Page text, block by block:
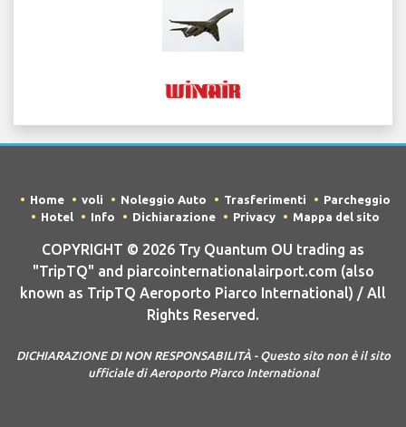
Home voli Noleggio Auto Trasferimenti
Parcheggio
Hotel
Info Dichiarazione Privacy Mappa del sito
COPYRIGHT © 2026 Try Quantum OU trading as
"TripTQ" and piarcointernationalairport.com (also
known as TripTQ Aeroporto Piarco International) / All
Rights Reserved.
DICHIARAZIONE DI NON RESPONSABILITÀ - Questo sito non è il sito
ufficiale di Aeroporto Piarco International